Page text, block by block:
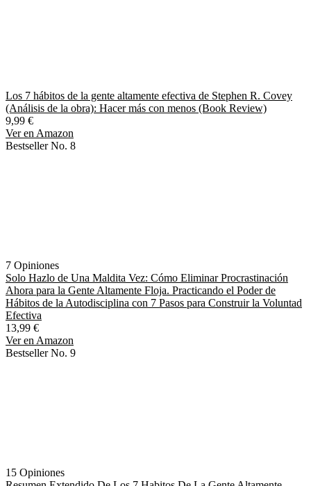
Los 7 hábitos de la gente altamente efectiva de Stephen R. Covey
(Análisis de la obra): Hacer más con menos (Book Review)
9,99 €
Ver en Amazon
Bestseller No. 8
7 Opiniones
Solo Hazlo de Una Maldita Vez: Cómo Eliminar Procrastinación
Ahora para la Gente Altamente Floja. Practicando el Poder de
Hábitos de la Autodisciplina con 7 Pasos para Construir la Voluntad
Efectiva
13,99 €
Ver en Amazon
Bestseller No. 9
15 Opiniones